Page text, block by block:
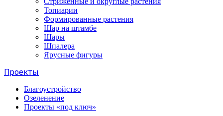
Топиарии
Формированные растения
Шар на штамбе
Шары
Шпалера
Ярусные фигуры
Проекты
Благоустройство
Озеленение
Проекты «под ключ»